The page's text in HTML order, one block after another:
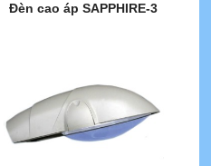
Đèn cao áp SAPPHIRE-3